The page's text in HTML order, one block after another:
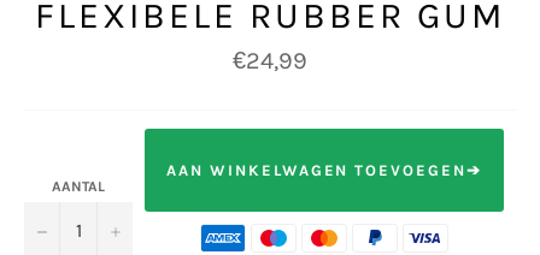
FLEXIBELE RUBBER GUM
Normale
prijs
€24,99
AANTAL
− +
AAN WINKELWAGEN TOEVOEGEN➔